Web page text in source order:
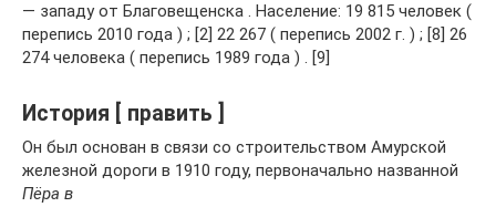
— западу от Благовещенска . Население: 19 815 человек (
перепись 2010 года ) ; [2] 22 267 ( перепись 2002 г. ) ; [8] 26
274 человека ( перепись 1989 года ) . [9]
История [ править ]
Он был основан в связи со строительством Амурской
железной дороги в 1910 году, первоначально названной
Пёра в